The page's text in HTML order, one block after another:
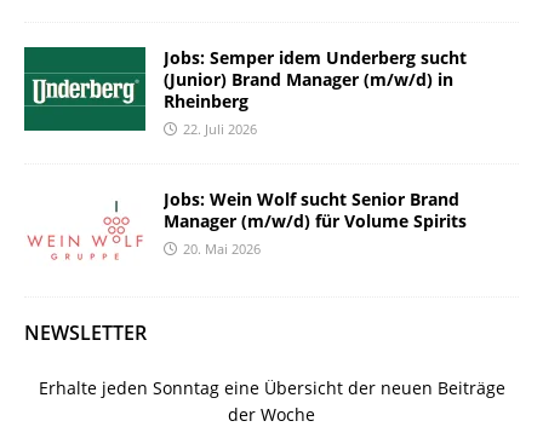
Jobs: Semper idem Underberg sucht
(Junior) Brand Manager (m/w/d) in
Rheinberg
22. Juli 2026
Jobs: Wein Wolf sucht Senior Brand
Manager (m/w/d) für Volume Spirits
20. Mai 2026
NEWSLETTER
Erhalte jeden Sonntag eine Übersicht der neuen Beiträge
der Woche